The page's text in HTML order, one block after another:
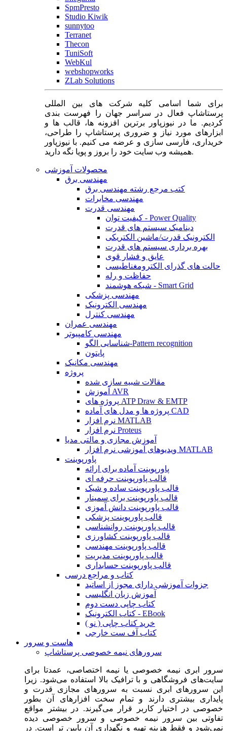
SpmPresto
Studio Kiwik
sunnytoo
Terranet
Thecon
TuniSoft
WebKul
webshopworks
ZLab Solutions
برای شما اسامی کلیه شرکت های بین المللی
پرستاشاپ فعال در سراسر جهان را فهرست بندی
کردیم. ما در نیوزپاور برترین افزونه ها، قالب ها و
ابزارهای مورد نیاز و ضروری پرستاشاپ را طراحی،
خریداری، فارسی سازی و عرضه می کنیم. با نیوزپاور
همیشه وب سایت خود را بروز و پویا نگه دارید.
محصولات آموزشی
مهندسی برق
کتب مرجع رشته مهندسی برق
مهندسی مخابرات
مهندسی قدرت
کیفیت توان - Power Quality
دینامیک سیستم های قدرت
الکترونیک قدرت/ماشین الکتریکی
بهره برداری سیستم های قدرت
عایق و فشار قوی
حالت های گذرای الکترومغناطیسی
حفاظت و رله
شبکه هوشمند - Smart Grid
مهندسی پزشکی
مهندسی الکترونیک
مهندسی کنترل
مهندسی عمران
مهندسی کامپیوتر
شناسایی الگو-Pattern recognition
پایتون
مهندسی مکانیک
پروژه
مقالات شبیه سازی شده
آموزش AVR
پروژه های ATP Draw & EMTP
پروژه ها و مدل های آماده CAD
نرم افزار MATLAB
نرم افزار Proteus
آموزش مجازی و مالتی مدیا
ویدیوهای آموزشی نرم افزار MATLAB
پاورپوینت
پاورپوینت آماده برای ارائه
قالب پاورپوینت حرفه ای
قالب پاورپوینت ساده و شیک
قالب پاورپوینت برای سمینار
قالب پاورپوینت دانش آموزی
قالب پاورپوینت پزشکی
قالب پاورپوینت روانشناسی
قالب پاورپوینت کشاورزی
قالب پاورپوینت مهندسی
قالب پاورپوینت مدیریت
قالب پاورپوینت حسابداری
کتاب و مراجع درسی
جزوات آموزشی دارای مجوز از اساتید
آموزش زبان انگلیسی
کتاب چاپی دست دوم
کتاب الکترونیک - EBook
خرید کتاب چاپی ( نو )
کتاب آف ست خارجی
هاست و سرور
سرورهای نیمه خصوصی پرستاشاپ
سرور ابری نیمه خصوصی یا نیمه اختصاصی، عمدتا برای
سایت‌های فروشگاهی و با ترافیک بالا استفاده می‌شود. زیرا
این سرورهای ابری نسبت به سرورهای مجازی قدرت و
پایداری بیشتری دارند و تمام سخت افزارهای آن بطور
خصوصی در اختیار کاربر قرار می‌گیرند. در بیشتر مواقع
تفاوتی بین سرور نیمه خصوصی و سرور خصوصی دیده
نمی‌شود و فقط هزینه تهیه و نگهداری آن پایین تر است. در